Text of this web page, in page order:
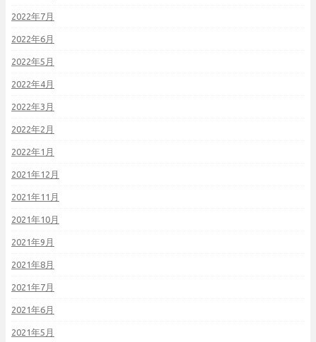
2022年7月
2022年6月
2022年5月
2022年4月
2022年3月
2022年2月
2022年1月
2021年12月
2021年11月
2021年10月
2021年9月
2021年8月
2021年7月
2021年6月
2021年5月